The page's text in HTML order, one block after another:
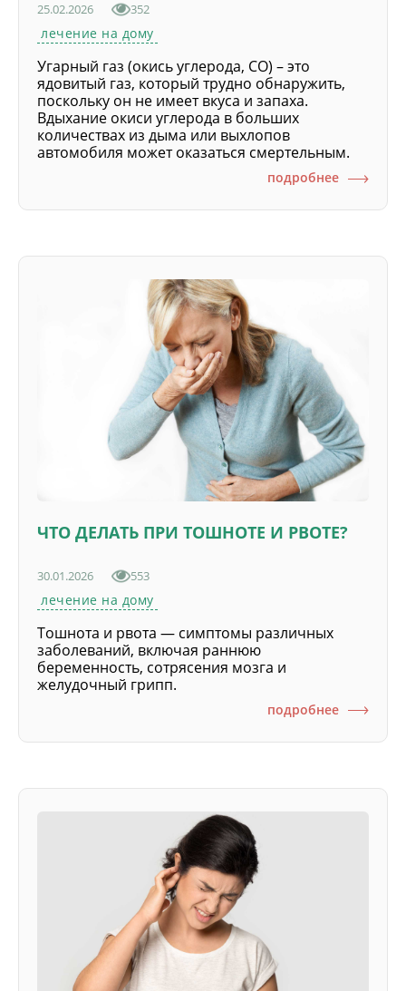
25.02.2026 352
лечение на дому
Угарный газ (окись углерода, СО) – это
ядовитый газ, который трудно обнаружить,
поскольку он не имеет вкуса и запаха.
Вдыхание окиси углерода в больших
количествах из дыма или выхлопов
автомобиля может оказаться смертельным.
подробнее
ЧТО ДЕЛАТЬ ПРИ ТОШНОТЕ И РВОТЕ?
30.01.2026 553
лечение на дому
Тошнота и рвота — симптомы различных
заболеваний, включая раннюю
беременность, сотрясения мозга и
желудочный грипп.
подробнее